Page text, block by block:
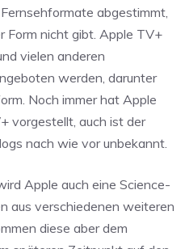
abgestimmt,
Form nicht gibt. Apple TV+
vielen anderen
werden, darunter
Noch immer hat Apple
vorgestellt, auch ist der
nach wie vor unbekannt.
Apple auch eine Science-
aus verschiedenen weiteren
diese aber dem